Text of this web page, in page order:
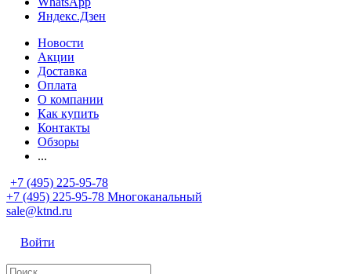
Яндекс.Дзен
Новости
Акции
Доставка
Оплата
О компании
Как купить
Контакты
Обзоры
...
+7 (495) 225-95-78
+7 (495) 225-95-78 Многоканальный
sale@ktnd.ru
Войти